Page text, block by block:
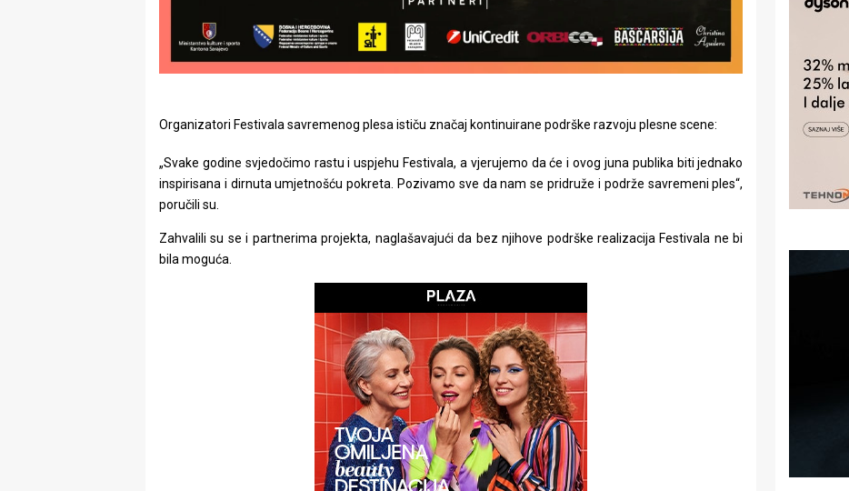
Organizatori Festivala savremenog plesa ističu značaj kontinuirane podrške razvoju plesne scene:
„Svake godine svjedočimo rastu i uspjehu Festivala, a vjerujemo da će i ovog juna publika biti jednako
inspirisana i dirnuta umjetnošću pokreta. Pozivamo sve da nam se pridruže i podrže savremeni ples“,
poručili su.
Zahvalili su se i partnerima projekta, naglašavajući da bez njihove podrške realizacija Festivala ne bi
bila moguća.